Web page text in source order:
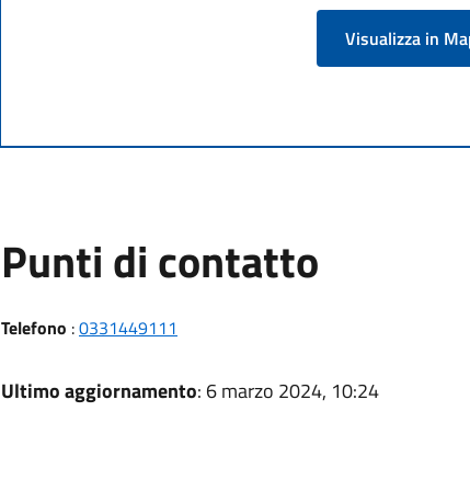
Visualizza in
Punti di contatto
Telefono :0331449111
Ultimo aggiornamento: 6 marzo 2024, 10:24